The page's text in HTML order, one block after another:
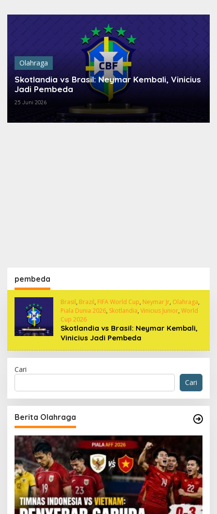
konten
Olahraga
Skotlandia vs Brasil: Neymar Kembali, Vinicius
Jadi Pembeda
25 Juni 2026
pembeda
Brasil, Brazil, FIFA World Cup, Neymar Jr, Olahraga,
Piala Dunia 2026, Skotlandia, Vinicius Junior, World
Cup 2026
Skotlandia vs Brasil: Neymar Kembali,
Vinicius Jadi Pembeda
Cari
Cari
Berita Olahraga